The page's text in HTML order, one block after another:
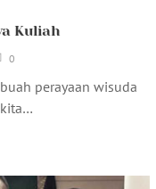
Kuliah
0
perayaan wisuda